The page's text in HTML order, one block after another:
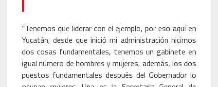
“Tenemos que liderar con el ejemplo, por eso aquí en
Yucatán, desde que inició mi administración hicimos
dos cosas fundamentales, tenemos un gabinete en
igual número de hombres y mujeres, además, los dos
puestos fundamentales después del Gobernador lo